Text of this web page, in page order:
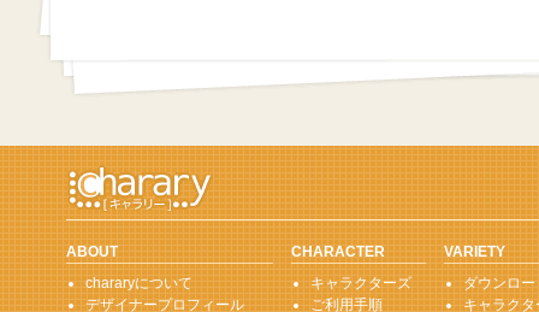
ABOUT
chararyについて
デザイナープロフィール
CHARACTER
キャラクターズ
ご利用手順
VARIETY
ダウンロ
キャラク